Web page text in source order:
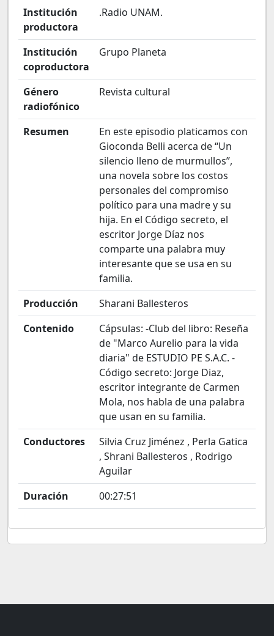
Institución
productora
.Radio UNAM.
Institución
coproductora
Grupo Planeta
Género
radiofónico
Revista cultural
Resumen
En este episodio platicamos con
Gioconda Belli acerca de “Un
silencio lleno de murmullos”,
una novela sobre los costos
personales del compromiso
político para una madre y su
hija. En el Código secreto, el
escritor Jorge Díaz nos
comparte una palabra muy
interesante que se usa en su
familia.
Producción
Sharani Ballesteros
Contenido
Cápsulas: -Club del libro: Reseña
de "Marco Aurelio para la vida
diaria" de ESTUDIO PE S.A.C. -
Código secreto: Jorge Diaz,
escritor integrante de Carmen
Mola, nos habla de una palabra
que usan en su familia.
Conductores
Silvia Cruz Jiménez , Perla Gatica
, Shrani Ballesteros , Rodrigo
Aguilar
Duración
00:27:51